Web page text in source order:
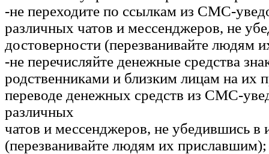
-не переходите по ссылкам из СМС-
различных чатов и мессенджеров, не
достоверности (перезванивайте людям
-не перечисляйте денежные средства
родственниками и близким лицам на их
переводе денежных средств из СМС-
различных
чатов и мессенджеров, не убедившись в
(перезванивайте людям их приславшим);